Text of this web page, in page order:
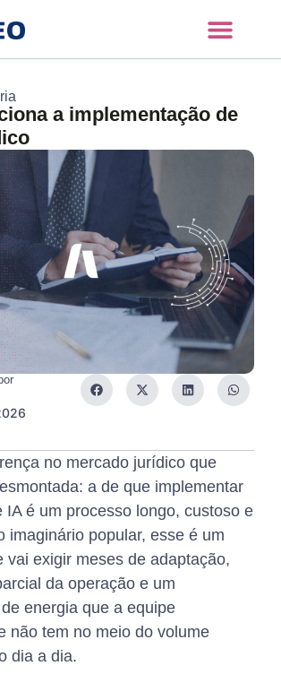
a implementação de
no mercado jurídico que
a de que implementar
IA é um processo longo, custoso e
imaginário popular, esse é um
vai exigir meses de adaptação,
da operação e um
energia que a equipe
não tem no meio do volume
dia a dia.